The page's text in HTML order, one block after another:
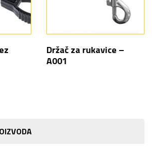
Držač za rukavice –
A001